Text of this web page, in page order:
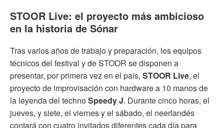
STOOR Live: el proyecto más ambicioso
en la historia de Sónar
Tras varios años de trabajo y preparación, los equipos
técnicos del festival y de STOOR se disponen a
presentar, por primera vez en el país, STOOR Live, el
proyecto de improvisación con hardware a 10 manos de
la leyenda del technoSpeedy J. Durante cinco horas, el
jueves, y siete, el viernes y el sábado, el neerlandés
contará con cuatro invitados diferentes cada día para